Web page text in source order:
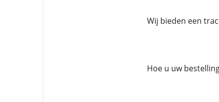
Wij bieden een
Hoe u uw